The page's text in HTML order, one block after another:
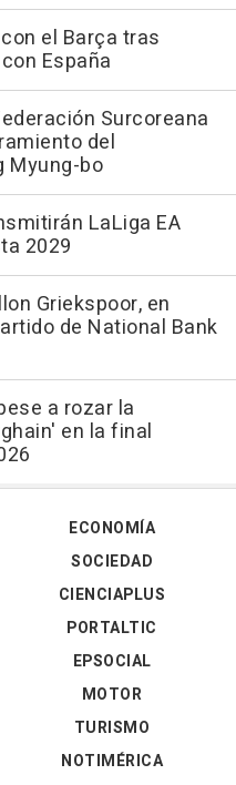
el Barça tras
España
Surcoreana
del
Myung-bo
LaLiga EA
2029
Griekspoor, en
de National Bank
a rozar la
en la final
ECONOMÍA
SOCIEDAD
CIENCIAPLUS
PORTALTIC
EPSOCIAL
MOTOR
TURISMO
NOTIMÉRICA